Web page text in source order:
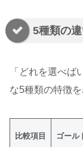
5種類の
「どれを選べ
な5種類の特徴を
比較項目 ゴール